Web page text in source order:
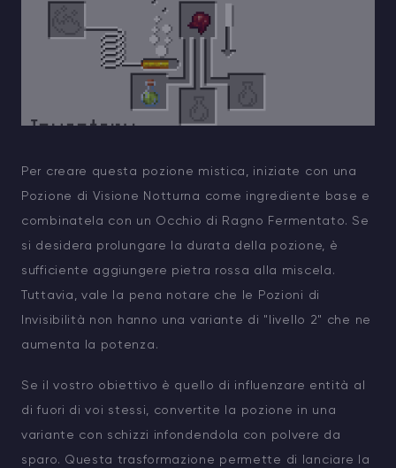
Per creare questa pozione mistica, iniziate con una
Pozione di Visione Notturna come ingrediente base e
combinatela con un Occhio di Ragno Fermentato. Se
si desidera prolungare la durata della pozione, è
sufficiente aggiungere pietra rossa alla miscela.
Tuttavia, vale la pena notare che le Pozioni di
Invisibilità non hanno una variante di "livello 2" che ne
aumenta la potenza.
Se il vostro obiettivo è quello di influenzare entità al
di fuori di voi stessi, convertite la pozione in una
variante con schizzi infondendola con polvere da
sparo. Questa trasformazione permette di lanciare la